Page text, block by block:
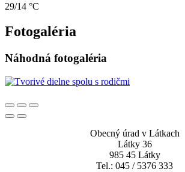
29/14 °C
Fotogaléria
Náhodná fotogaléria
Obecný úrad v Látkach
Látky 36
985 45 Látky
Tel.: 045 / 5376 333